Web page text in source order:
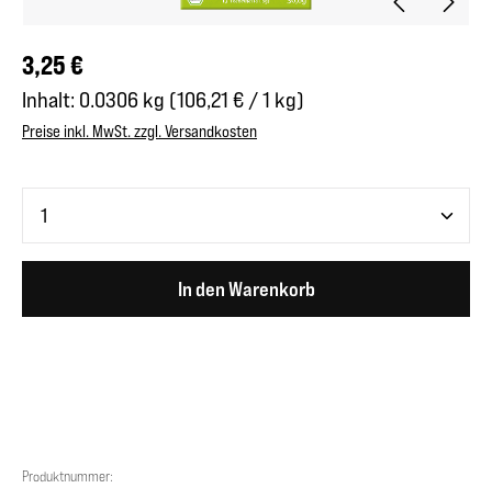
Regulärer Preis:
3,25 €
Inhalt: 0.0306 kg (106,21 € / 1 kg)
Preise inkl. MwSt. zzgl. Versandkosten
In den Warenkorb
Produktnummer: